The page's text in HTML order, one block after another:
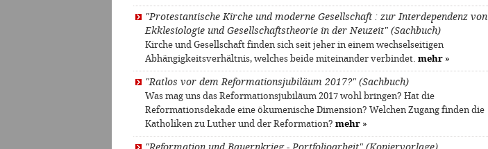
"Protestantische Kirche und moderne Gesellschaft : zur Interdependenz von
Ekklesiologie und Gesellschaftstheorie in der Neuzeit" (Sachbuch)
Kirche und Gesellschaft finden sich seit jeher in einem wechselseitigen
Abhängigkeitsverhältnis, welches beide miteinander verbindet. mehr »
"Ratlos vor dem Reformationsjubiläum 2017?" (Sachbuch)
Was mag uns das Reformationsjubiläum 2017 wohl bringen? Hat die
Reformationsdekade eine ökumenische Dimension? Welchen Zugang finden die
Katholiken zu Luther und der Reformation? mehr »